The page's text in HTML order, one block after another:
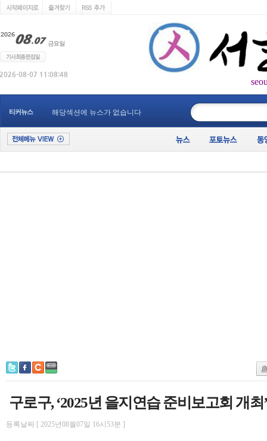
티커뉴스 해당섹션에 뉴스가 없습니다
구로구, ‘2025년 을지연습 준비보고회 개최’
등록날짜 [ 2025년08월07일 16시53분 ]